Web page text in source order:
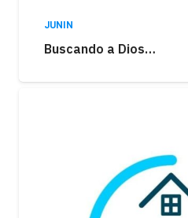
JUNIN
Buscando a Dios…